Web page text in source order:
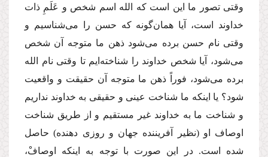
وقتى تصور ما این است كه الله اسم شخص و عَلَمِ ذات
خداوند است، آیا همان‌گونه كه حسن را مى‌شناسیم و
وقتى نام حسن برده مى‌شود ذهن ما متوجه آن شخص
مى‌شود، آیا شخص خداوند را شناخته‌ایم تا وقتى نام الله
برده مى‌شود، فوراً ذهن ما متوجه آن حقیقت و واقعیت
شود؟ یا اینكه ما شناخت عینى و حقیقى به خداوند نداریم
و شناخت ما به خداوند غیر مستقیم و از طریق شناخت
اوصاف او (نظیر آفریننده جهان و روزى دهنده) حاصل
شده است. در این صورت با توجه به اینكه اوصافْ،